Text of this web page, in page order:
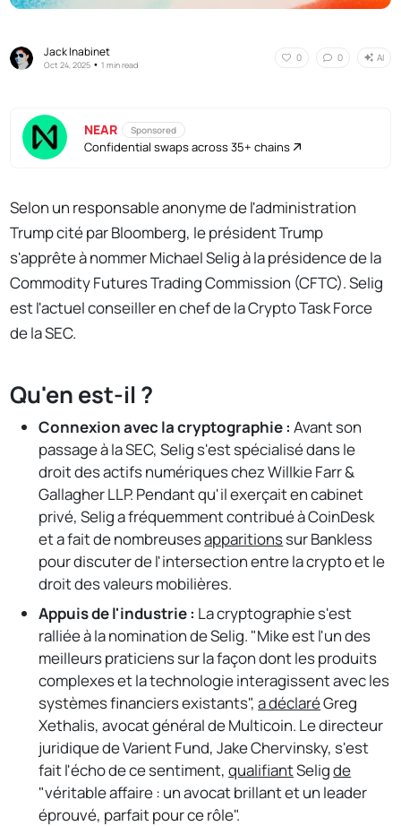
Jack Inabinet
Oct 24, 2025 •1 min read
0 0 AI
NEAR Sponsored
Confidential swaps across 35+ chains
Selon un responsable anonyme de l'administration
Trump cité par Bloomberg, le président Trump
s'apprête à nommer Michael Selig à la présidence de la
Commodity Futures Trading Commission (CFTC). Selig
est l'actuel conseiller en chef de la Crypto Task Force
de la SEC.
Qu'en est-il ?
Connexion avec la cryptographie : Avant son
passage à la SEC, Selig s'est spécialisé dans le
droit des actifs numériques chez Willkie Farr &
Gallagher LLP. Pendant qu'il exerçait en cabinet
privé, Selig a fréquemment contribué à CoinDesk
et a fait de nombreusesapparitionssur Bankless
pour discuter de l'intersection entre la crypto et le
droit des valeurs mobilières.
Appuis de l'industrie : La cryptographie s'est
ralliée à la nomination de Selig. "Mike est l'un des
meilleurs praticiens sur la façon dont les produits
complexes et la technologie interagissent avec les
systèmes financiers existants",a déclaréGreg
Xethalis, avocat général de Multicoin. Le directeur
juridique de Varient Fund, Jake Chervinsky, s'est
fait l'écho de ce sentiment,qualifiantSeligde
"véritable affaire : un avocat brillant et un leader
éprouvé, parfait pour ce rôle".